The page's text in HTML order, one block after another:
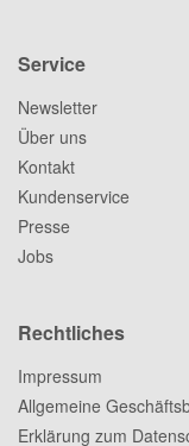
Service
Newsletter
Über uns
Kontakt
Kundenservice
Presse
Jobs
Rechtliches
Impressum
Allgemeine
Erklärung zum